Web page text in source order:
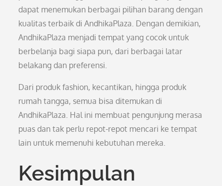
dapat menemukan berbagai pilihan barang dengan
kualitas terbaik di AndhikaPlaza. Dengan demikian,
AndhikaPlaza menjadi tempat yang cocok untuk
berbelanja bagi siapa pun, dari berbagai latar
belakang dan preferensi.
Dari produk fashion, kecantikan, hingga produk
rumah tangga, semua bisa ditemukan di
AndhikaPlaza. Hal ini membuat pengunjung merasa
puas dan tak perlu repot-repot mencari ke tempat
lain untuk memenuhi kebutuhan mereka.
Kesimpulan